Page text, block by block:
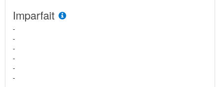
Imparfait
-
-
-
-
-
-